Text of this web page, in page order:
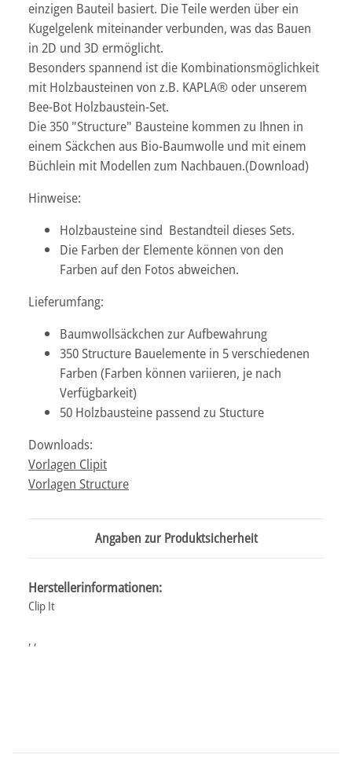
einzigen Bauteil basiert. Die Teile werden über ein
Kugelgelenk miteinander verbunden, was das Bauen
in 2D und 3D ermöglicht.
Besonders spannend ist die Kombinationsmöglichkeit
mit Holzbausteinen von z.B. KAPLA® oder unserem
Bee-Bot Holzbaustein-Set.
Die 350 "Structure" Bausteine kommen zu Ihnen in
einem Säckchen aus Bio-Baumwolle und mit einem
Büchlein mit Modellen zum Nachbauen.(Download)
Hinweise:
Holzbausteine sind Bestandteil dieses Sets.
Die Farben der Elemente können von den
Farben auf den Fotos abweichen.
Lieferumfang:
Baumwollsäckchen zur Aufbewahrung
350 Structure Bauelemente in 5 verschiedenen
Farben (Farben können variieren, je nach
Verfügbarkeit)
50 Holzbausteine passend zu Stucture
Downloads:
Vorlagen Clipit
Vorlagen Structure
Angaben zur Produktsicherheit
Herstellerinformationen:
Clip It
, ,